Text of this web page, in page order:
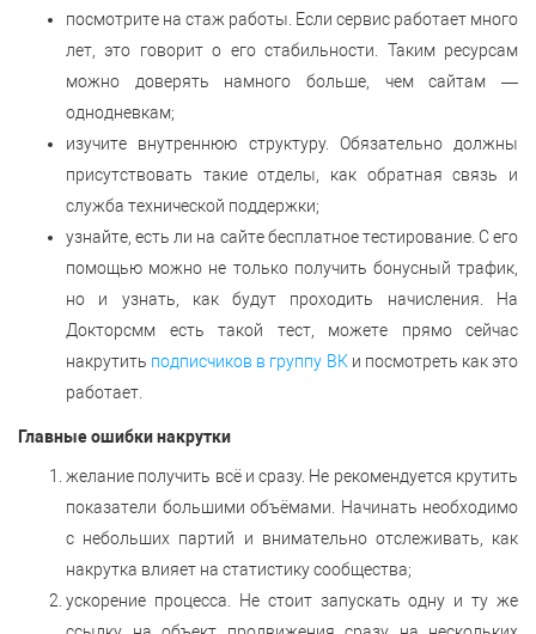
посмотрите на стаж работы. Если сервис работает много
лет, это говорит о его стабильности. Таким ресурсам
можно доверять намного больше, чем сайтам —
однодневкам;
изучите внутреннюю структуру. Обязательно должны
присутствовать такие отделы, как обратная связь и
служба технической поддержки;
узнайте, есть ли на сайте бесплатное тестирование. С его
помощью можно не только получить бонусный трафик,
но и узнать, как будут проходить начисления. На
Докторсмм есть такой тест, можете прямо сейчас
накрутить подписчиков в группу ВКи посмотреть как это
работает.
Главные ошибки накрутки
желание получить всё и сразу. Не рекомендуется крутить
показатели большими объёмами. Начинать необходимо
с небольших партий и внимательно отслеживать, как
накрутка влияет на статистику сообщества;
ускорение процесса. Не стоит запускать одну и ту же